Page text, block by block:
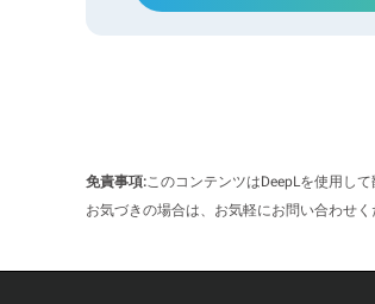
免責事項:このコンテンツはDeepLを使用し
お気づきの場合は、お気軽にお問い合わせく